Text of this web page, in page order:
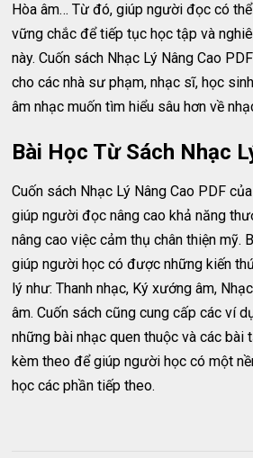
Hòa âm… Từ đó, giúp người đọc có
vững chắc để tiếp tục học tập và
này. Cuốn sách Nhạc Lý Nâng Cao
cho các nhà sư phạm, nhạc sĩ, học
âm nhạc muốn tìm hiểu sâu hơn về
Bài Học Từ Sách Nhạc
Cuốn sách Nhạc Lý Nâng Cao PDF
giúp người đọc nâng cao khả năng
nâng cao việc cảm thụ chân thiện mỹ.
giúp người học có được những kiến
lý như: Thanh nhạc, Ký xướng âm,
âm. Cuốn sách cũng cung cấp các ví
những bài nhạc quen thuộc và các bài
kèm theo để giúp người học có một
học các phần tiếp theo.